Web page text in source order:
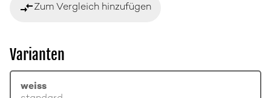
compare_arrowsZum Vergleich hinzufügen
Varianten
weiss